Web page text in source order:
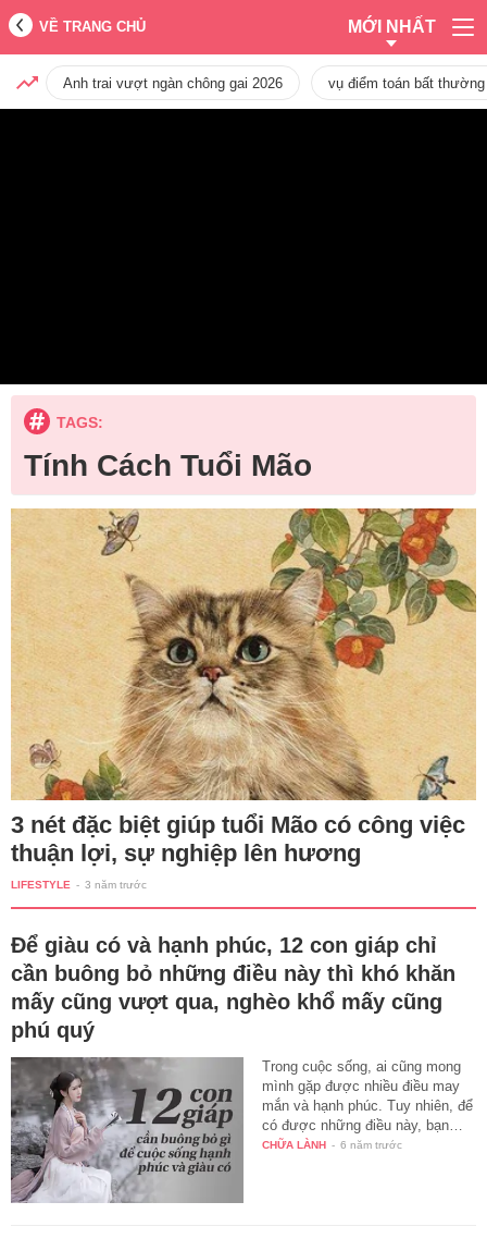
VỀ TRANG CHỦ MỚI NHẤT
Anh trai vượt ngàn chông gai 2026 vụ điểm toán bất
TAGS:
Tính Cách Tuổi Mão
3 nét đặc biệt giúp tuổi Mão có công việc
thuận lợi, sự nghiệp lên hương
LIFESTYLE - 3 năm trước
Để giàu có và hạnh phúc, 12 con giáp chỉ
cần buông bỏ những điều này thì khó khăn
mấy cũng vượt qua, nghèo khổ mấy cũng
phú quý
Trong cuộc sống, ai cũng mong
mình gặp được nhiều điều may
mắn và hạnh phúc. Tuy nhiên, để
có được những điều này, bạn…
CHỮA LÀNH - 6 năm trước